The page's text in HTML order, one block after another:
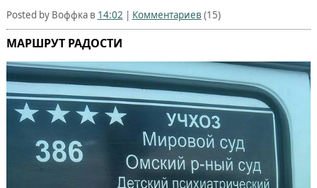
Posted by Воффка в 14:02 | Комментариев (15)
МАРШРУТ РАДОСТИ